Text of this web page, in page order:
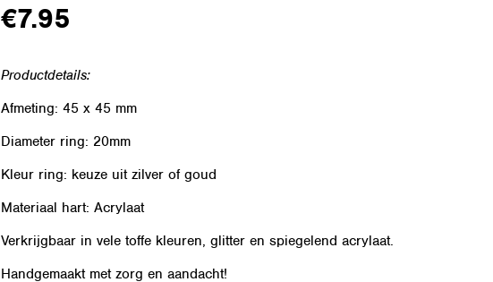
€7.95
Productdetails:
Afmeting: 45 x 45 mm
Diameter ring: 20mm
Kleur ring: keuze uit zilver of goud
Materiaal hart: Acrylaat
Verkrijgbaar in vele toffe kleuren, glitter en spiegelend acrylaat.
Handgemaakt met zorg en aandacht!